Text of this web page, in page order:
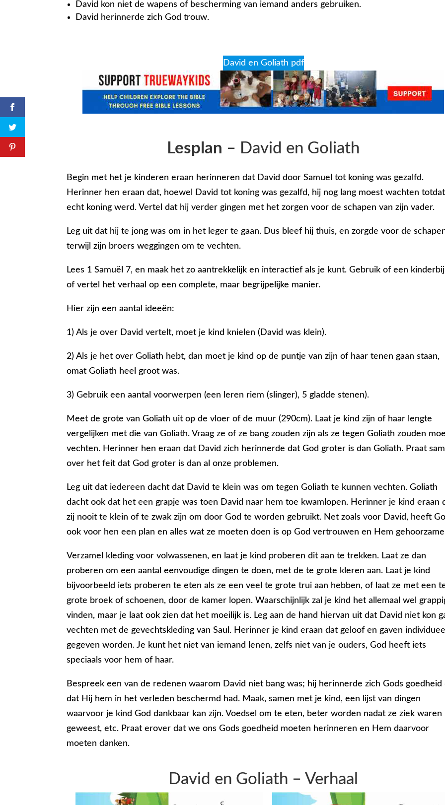
David kon niet de wapens of bescherming van iemand anders gebruiken.
David herinnerde zich God trouw.
David en Goliath pdf
Lesplan – David en Goliath
Begin met het je kinderen eraan herinneren dat David door Samuel tot koning was gezalfd.
Herinner hen eraan dat, hoewel David tot koning was gezalfd, hij nog lang moest wachten
echt koning werd. Vertel dat hij verder gingen met het zorgen voor de schapen van zijn vader.
Leg uit dat hij te jong was om in het leger te gaan. Dus bleef hij thuis, en zorgde voor de
terwijl zijn broers weggingen om te vechten.
Lees 1 Samuël 7, en maak het zo aantrekkelijk en interactief als je kunt. Gebruik of een
of vertel het verhaal op een complete, maar begrijpelijke manier.
Hier zijn een aantal ideeën:
1) Als je over David vertelt, moet je kind knielen (David was klein).
2) Als je het over Goliath hebt, dan moet je kind op de puntje van zijn of haar tenen gaan staan,
omat Goliath heel groot was.
3) Gebruik een aantal voorwerpen (een leren riem (slinger), 5 gladde stenen).
Meet de grote van Goliath uit op de vloer of de muur (290cm). Laat je kind zijn of haar lengte
vergelijken met die van Goliath. Vraag ze of ze bang zouden zijn als ze tegen Goliath zouden
vechten. Herinner hen eraan dat David zich herinnerde dat God groter is dan Goliath. Praat
over het feit dat God groter is dan al onze problemen.
Leg uit dat iedereen dacht dat David te klein was om tegen Goliath te kunnen vechten. Goliath
dacht ook dat het een grapje was toen David naar hem toe kwamlopen. Herinner je kind eraan
zij nooit te klein of te zwak zijn om door God te worden gebruikt. Net zoals voor David, heeft
ook voor hen een plan en alles wat ze moeten doen is op God vertrouwen en Hem
Verzamel kleding voor volwassenen, en laat je kind proberen dit aan te trekken. Laat ze dan
proberen om een aantal eenvoudige dingen te doen, met de te grote kleren aan. Laat je kind
bijvoorbeeld iets proberen te eten als ze een veel te grote trui aan hebben, of laat ze met een
grote broek of schoenen, door de kamer lopen. Waarschijnlijk zal je kind het allemaal wel
vinden, maar je laat ook zien dat het moeilijk is. Leg aan de hand hiervan uit dat David niet kon
vechten met de gevechtskleding van Saul. Herinner je kind eraan dat geloof en gaven individueel
gegeven worden. Je kunt het niet van iemand lenen, zelfs niet van je ouders, God heeft iets
speciaals voor hem of haar.
Bespreek een van de redenen waarom David niet bang was; hij herinnerde zich Gods goedheid
dat Hij hem in het verleden beschermd had. Maak, samen met je kind, een lijst van dingen
waarvoor je kind God dankbaar kan zijn. Voedsel om te eten, beter worden nadat ze ziek waren
geweest, etc. Praat erover dat we ons Gods goedheid moeten herinneren en Hem daarvoor
moeten danken.
David en Goliath – Verhaal